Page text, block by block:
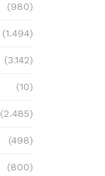
(980)
(1.494)
(3.142)
(10)
(2.485)
(498)
(800)